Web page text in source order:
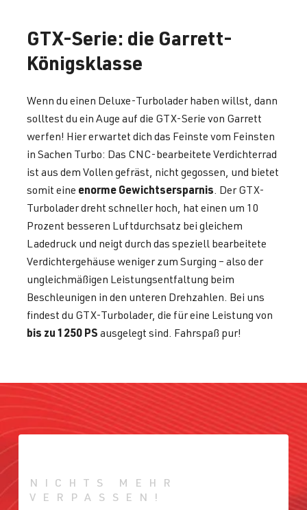
GTX-Serie: die Garrett-
Königsklasse
Wenn du einen Deluxe-Turbolader haben willst, dann
solltest du ein Auge auf die GTX-Serie von Garrett
werfen! Hier erwartet dich das Feinste vom Feinsten
in Sachen Turbo: Das CNC-bearbeitete Verdichterrad
ist aus dem Vollen gefräst, nicht gegossen, und bietet
somit eine enorme Gewichtsersparnis. Der GTX-
Turbolader dreht schneller hoch, hat einen um 10
Prozent besseren Luftdurchsatz bei gleichem
Ladedruck und neigt durch das speziell bearbeitete
Verdichtergehäuse weniger zum Surging – also der
ungleichmäßigen Leistungsentfaltung beim
Beschleunigen in den unteren Drehzahlen. Bei uns
findest du GTX-Turbolader, die für eine Leistung von
bis zu 1250 PS ausgelegt sind. Fahrspaß pur!
NICHTS MEHR
VERPASSEN!